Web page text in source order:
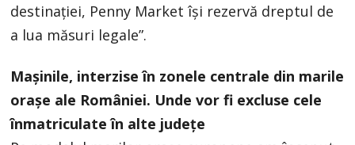
destinației, Penny Market îşi rezervă dreptul de
a lua măsuri legale”.
Mașinile, interzise în zonele centrale din marile
orașe ale României. Unde vor fi excluse cele
înmatriculate în alte județe